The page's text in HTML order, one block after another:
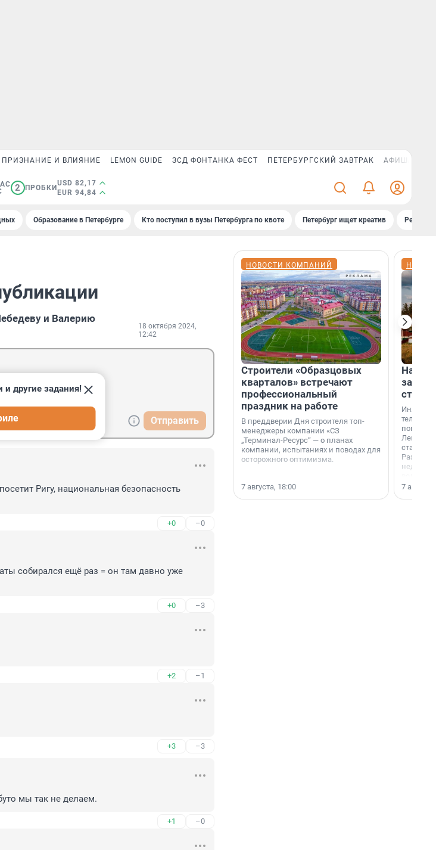
ПРИЗНАНИЕ И ВЛИЯНИЕ LEMON GUIDE ЗСД ФОНТАНКА ФЕСТ ПЕТЕРБУРГСКИЙ ЗАВТРАК АФИША PLUS
2 ПРОБКИ
USD 82,17
EUR 94,84
Образование в Петербурге Кто поступил в вузы Петербурга по квоте Петербург ищет креатив
и Валерию
18 октября 2024,
12:42
Отправить
другие задания!
Ригу, национальная безопасность
+0 –0
собирался ещё раз = он там давно уже
+0 –3
+2 –1
+3 –3
мы так не делаем.
+1 –0
НОВОСТИ КОМПАНИЙ
Строители «Образцовых
кварталов» встречают
профессиональный
праздник на работе
В преддверии Дня строителя топ-
менеджеры компании «СЗ
„Терминал-Ресурс“ — о планах
компании, испытаниях и поводах для
осторожного оптимизма.
7 августа, 18:00
На
станции
7